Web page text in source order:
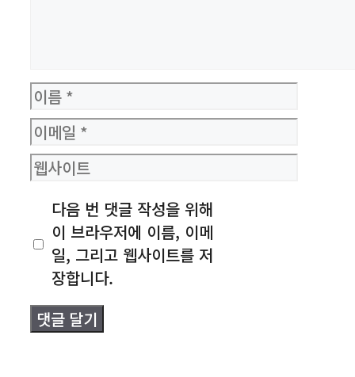
이
름
이
메
일
웹
사
다음 번 댓글 작성을 위해
이 브라우저에 이름, 이메
일, 그리고 웹사이트를 저
장합니다.